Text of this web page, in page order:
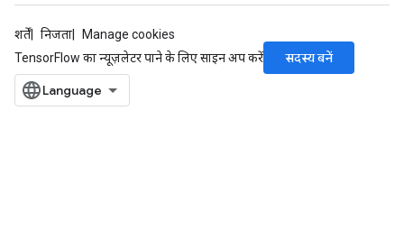
शर्तें निजता
Manage cookies
TensorFlow का न्यूज़लेटर पाने के लिए साइन अप करें
सदस्य बनें